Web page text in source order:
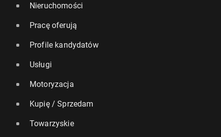
Nieruchomości
Pracę oferują
Profile kandydatów
Usługi
Motoryzacja
Kupię / Sprzedam
Towarzyskie